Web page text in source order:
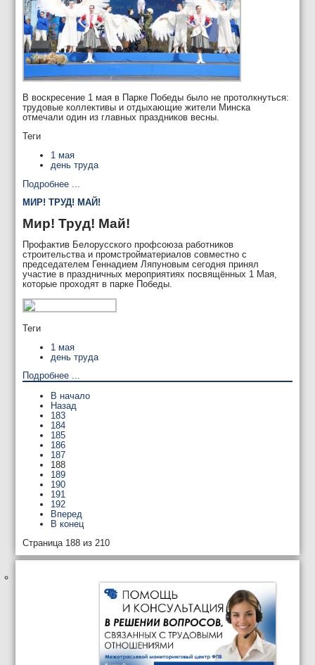
В воскресение 1 мая в Парке Победы было не протолкнуться:
трудовые коллективы и отдыхающие жители Минска
отмечали один из главных праздников весны.
Теги
1 мая
день труда
Подробнее ...
МИР! ТРУД! МАЙ!
Мир! Труд! Май!
Профактив Белорусского профсоюза работников
строительства и промстройматериалов совместно с
председателем Геннадием Ляпуновым сегодня принял
участие в праздничных мероприятиях посвящённых 1 Мая,
которые проходят в парке Победы.
Теги
1 мая
день труда
Подробнее ...
В начало
Назад
183
184
185
186
187
188
189
190
191
192
Вперед
В конец
Страница 188 из 210